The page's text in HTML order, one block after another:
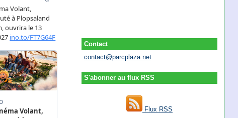
Contact
contact@parcplaza.net
S'abonner au flux RSS
Flux RSS